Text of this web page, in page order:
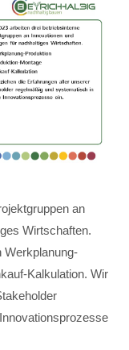
an
Wirtschaften.
Werkplanung-
Kalkulation. Wir